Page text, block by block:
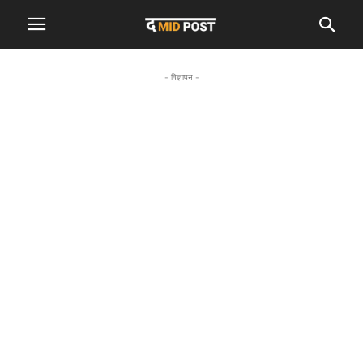
- विज्ञापन -